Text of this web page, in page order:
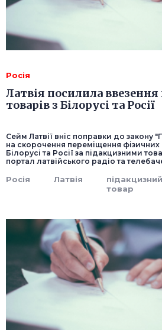
Росія
Латвія посилила
товарів з Білорусі та Росії
Сейм Латвії вніс поправки до закону
на скорочення переміщення фізичних
Білорусі та Росії за підакцизними
портал латвійського радіо та
Росія Латвія
підакцизний
товар